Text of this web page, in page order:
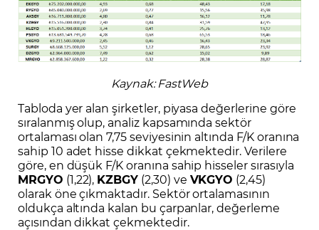
Kaynak: FastWeb
Tabloda yer alan şirketler, piyasa değerlerine göre
sıralanmış olup, analiz kapsamında sektör
ortalaması olan 7,75 seviyesinin altında F/K oranına
sahip 10 adet hisse dikkat çekmektedir. Verilere
göre, en düşük F/K oranına sahip hisseler sırasıyla
MRGYO (1,22), KZBGY (2,30) ve VKGYO (2,45)
olarak öne çıkmaktadır. Sektör ortalamasının
oldukça altında kalan bu çarpanlar, değerleme
açısından dikkat çekmektedir.